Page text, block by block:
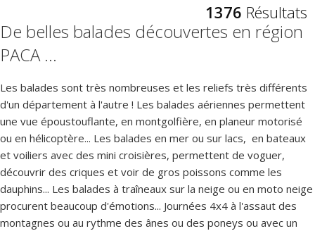
1376 Résultats
De belles balades découvertes en région
PACA ...
Les balades sont très nombreuses et les reliefs très différents
d'un département à l'autre ! Les balades aériennes permettent
une vue époustouflante, en montgolfière, en planeur motorisé
ou en hélicoptère... Les balades en mer ou sur lacs, en bateaux
et voiliers avec des mini croisières, permettent de voguer,
découvrir des criques et voir de gros poissons comme les
dauphins... Les balades à traîneaux sur la neige ou en moto neige
procurent beaucoup d'émotions... Journées 4x4 à l'assaut des
montagnes ou au rythme des ânes ou des poneys ou avec un